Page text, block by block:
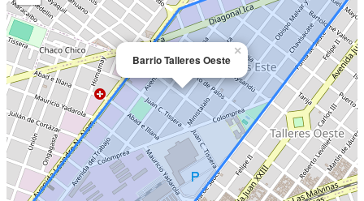
Barrio Talleres Oeste
×